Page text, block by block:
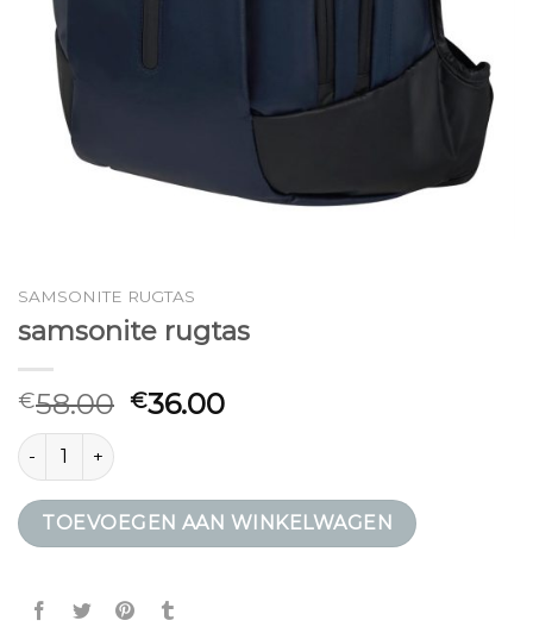
SAMSONITE RUGTAS
samsonite rugtas
€58.00 €36.00
samsonite rugtas aantal
TOEVOEGEN AAN WINKELWAGEN